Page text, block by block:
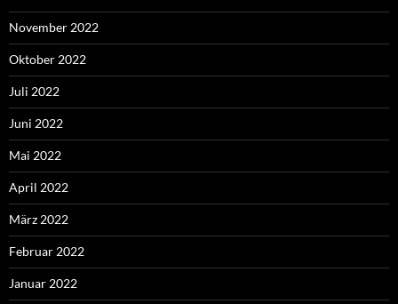
November 2022
Oktober 2022
Juli 2022
Juni 2022
Mai 2022
April 2022
März 2022
Februar 2022
Januar 2022